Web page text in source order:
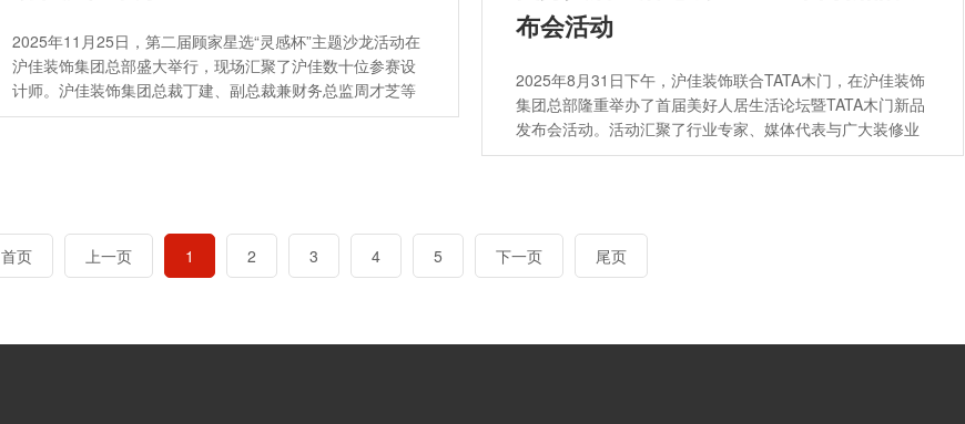
2025年11月25日，第二届顾家星选“灵感杯”主题沙龙活动在
沪佳装饰集团总部盛大举行，现场汇聚了沪佳数十位参赛设
计师。沪佳装饰集团总裁丁建、副总裁兼财务总监周才芝等
集团高层领导出席，全国工商联家具装饰业商会副秘书长兼
布会活动
2025年8月31日下午，沪佳装饰联合TATA木门，在沪佳装饰
集团总部隆重举办了首届美好人居生活论坛暨TATA木门新品
发布会活动。活动汇聚了行业专家、媒体代表与广大装修业
主，同探讨“好房子”建设与美好人居实践路径，推动健康、
首页 上一页 1 2 3 4 5 下一页 尾页